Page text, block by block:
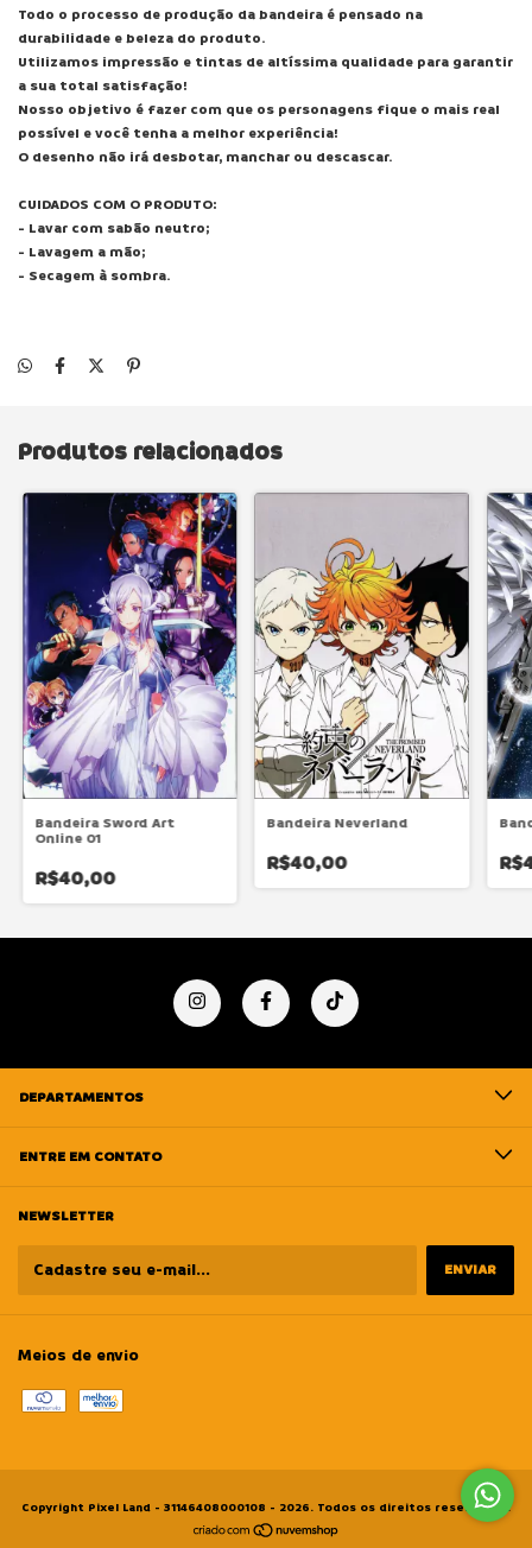
Todo o processo de produção da bandeira é pensado na
durabilidade e beleza do produto.
Utilizamos impressão e tintas de altíssima qualidade para garantir
a sua total satisfação!
Nosso objetivo é fazer com que os personagens fique o mais real
possível e você tenha a melhor experiência!
O desenho não irá desbotar, manchar ou descascar.
CUIDADOS COM O PRODUTO:
- Lavar com sabão neutro;
- Lavagem a mão;
- Secagem à sombra.
Produtos relacionados
Bandeira Sword Art
Online 01
R$40,00
Bandeira Neverland
R$40,00
DEPARTAMENTOS
ENTRE EM CONTATO
NEWSLETTER
Meios de envio
Copyright Pixel Land - 31146408000108 - 2026. Todos os direitos reservados.